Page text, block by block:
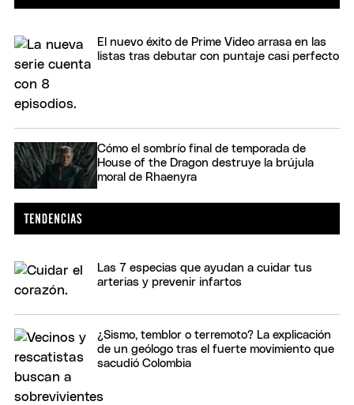
El nuevo éxito de Prime Video arrasa en las
listas tras debutar con puntaje casi perfecto
Cómo el sombrío final de temporada de
House of the Dragon destruye la brújula
moral de Rhaenyra
Las 7 especias que ayudan a cuidar tus
arterias y prevenir infartos
¿Sismo, temblor o terremoto? La explicación
de un geólogo tras el fuerte movimiento que
sacudió Colombia